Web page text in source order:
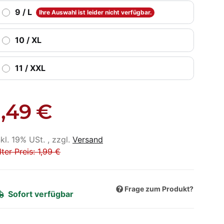
9 / L Ihre Auswahl ist leider nicht verfügbar.
10 / XL
11 / XXL
€
19% USt. , zzgl. Versand
Preis: 1,99 €
Sofort verfügbar Frage zum Produkt?